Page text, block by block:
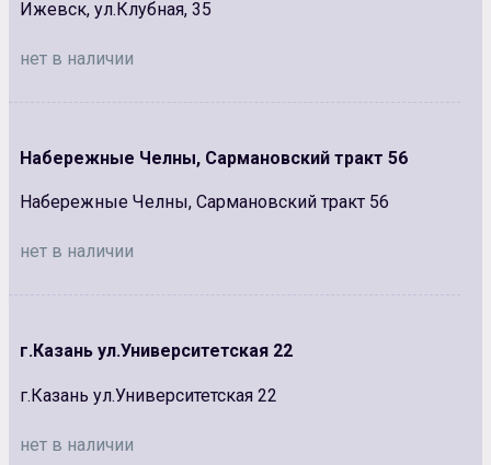
Ижевск, ул.Клубная, 35
нет в наличии
Набережные Челны, Сармановский тракт 56
Набережные Челны, Сармановский тракт 56
нет в наличии
г.Казань ул.Университетская 22
г.Казань ул.Университетская 22
нет в наличии